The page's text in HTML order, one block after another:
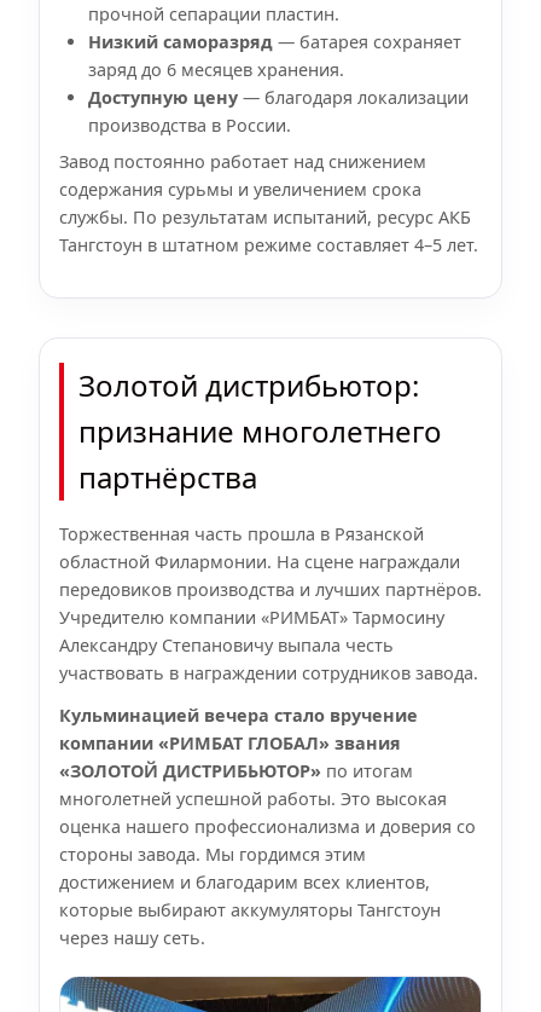
прочной сепарации пластин.
Низкий саморазряд — батарея сохраняет
заряд до 6 месяцев хранения.
Доступную цену — благодаря локализации
производства в России.
Завод постоянно работает над снижением
содержания сурьмы и увеличением срока
службы. По результатам испытаний, ресурс АКБ
Тангстоун в штатном режиме составляет 4–5 лет.
Золотой дистрибьютор:
признание многолетнего
партнёрства
Торжественная часть прошла в Рязанской
областной Филармонии. На сцене награждали
передовиков производства и лучших партнёров.
Учредителю компании «РИМБАТ» Тармосину
Александру Степановичу выпала честь
участвовать в награждении сотрудников завода.
Кульминацией вечера стало вручение
компании «РИМБАТ ГЛОБАЛ» звания
«ЗОЛОТОЙ ДИСТРИБЬЮТОР» по итогам
многолетней успешной работы. Это высокая
оценка нашего профессионализма и доверия со
стороны завода. Мы гордимся этим
достижением и благодарим всех клиентов,
которые выбирают аккумуляторы Тангстоун
через нашу сеть.